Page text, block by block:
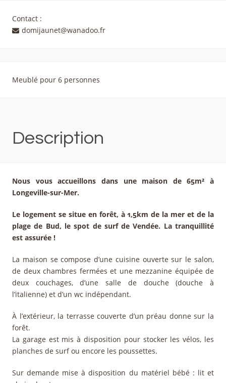
Contact :
domijaunet@wanadoo.fr
Meublé pour 6 personnes
Description
Nous vous accueillons dans une maison de 65m² à
Longeville-sur-Mer.
Le logement se situe en forêt, à 1,5km de la mer et de la
plage de Bud, le spot de surf de Vendée. La tranquillité
est assurée !
La maison se compose d’une cuisine ouverte sur le salon,
de deux chambres fermées et une mezzanine équipée de
deux couchages, d’une salle de douche (douche à
l’italienne) et d’un wc indépendant.
À l’extérieur, la terrasse couverte d’un préau donne sur la
forêt.
La garage est mis à disposition pour stocker les vélos, les
planches de surf ou encore les poussettes.
Sur demande mise à disposition du matériel bébé : lit et